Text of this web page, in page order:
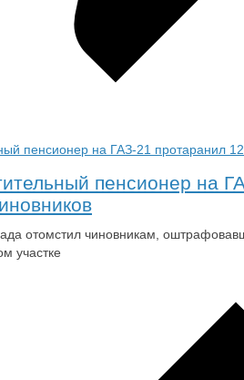
пенсионер на
отомстил чиновникам,
участке